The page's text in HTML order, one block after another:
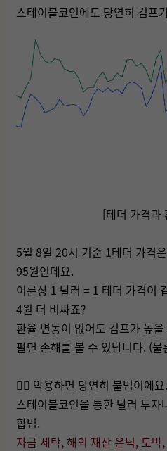
스테이블코인에도 당연히 김프
[테더 가격과
5월 8일 20시 기준 1테더 가격
95원인데요.
이론상 1 달러 = 1 테더 가격이
4원 더 비싸죠?
환율 변동이 없어도 김프가 높
팔면 손해를 볼 수 있답니다. (
👉🏻 악용하면 당연히 불법이에요.
스테이블코인을 통한 달러 투
합법.
자금 세탁, 해외 재산 은닉, 도